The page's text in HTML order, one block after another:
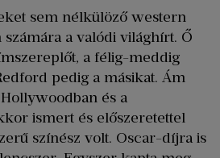
sem nélkülöző western
a valódi világhírt. Ő
a félig-meddig
pedig a másikat. Ám
és a
ismert és előszeretettel
színész volt. Oscar-díjra is